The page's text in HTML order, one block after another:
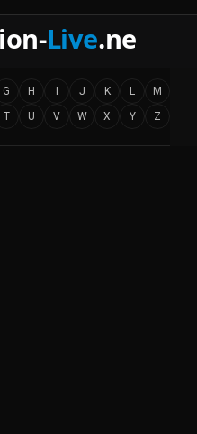
G H J K L
M
T U V W X Y Z